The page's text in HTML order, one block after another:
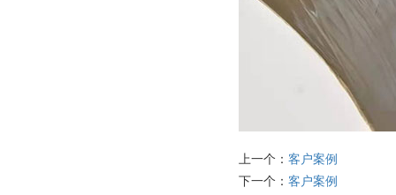
上一个： 客户案例
下一个： 客户案例